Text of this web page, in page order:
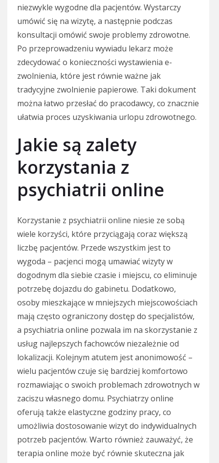
niezwykle wygodne dla pacjentów. Wystarczy
umówić się na wizytę, a następnie podczas
konsultacji omówić swoje problemy zdrowotne.
Po przeprowadzeniu wywiadu lekarz może
zdecydować o konieczności wystawienia e-
zwolnienia, które jest równie ważne jak
tradycyjne zwolnienie papierowe. Taki dokument
można łatwo przesłać do pracodawcy, co znacznie
ułatwia proces uzyskiwania urlopu zdrowotnego.
Jakie są zalety
korzystania z
psychiatrii online
Korzystanie z psychiatrii online niesie ze sobą
wiele korzyści, które przyciągają coraz większą
liczbę pacjentów. Przede wszystkim jest to
wygoda – pacjenci mogą umawiać wizyty w
dogodnym dla siebie czasie i miejscu, co eliminuje
potrzebę dojazdu do gabinetu. Dodatkowo,
osoby mieszkające w mniejszych miejscowościach
mają często ograniczony dostęp do specjalistów,
a psychiatria online pozwala im na skorzystanie z
usług najlepszych fachowców niezależnie od
lokalizacji. Kolejnym atutem jest anonimowość –
wielu pacjentów czuje się bardziej komfortowo
rozmawiając o swoich problemach zdrowotnych w
zaciszu własnego domu. Psychiatrzy online
oferują także elastyczne godziny pracy, co
umożliwia dostosowanie wizyt do indywidualnych
potrzeb pacjentów. Warto również zauważyć, że
terapia online może być równie skuteczna jak